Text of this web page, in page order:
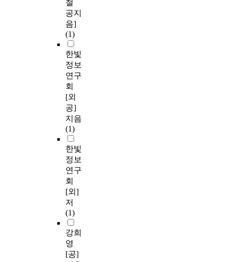
철
공지
음]
(1)
한빛
정보
연구
회
[외
공]
지음
(1)
한빛
정보
연구
회
[외]
저
(1)
강희
영
[공]